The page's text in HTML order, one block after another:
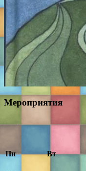
Мероприятия
Пн Вт